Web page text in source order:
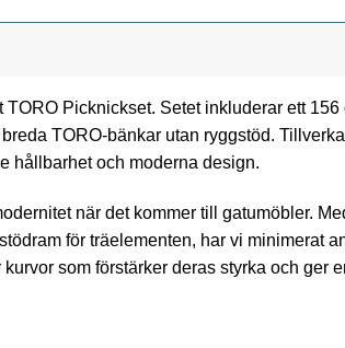
Picknickset. Setet inkluderar ett 156
TORO-bänkar utan ryggstöd.
hållbarhet och moderna design.
när det kommer till gatumöbler.
för träelementen, har vi minimerat
som förstärker deras styrka och ger